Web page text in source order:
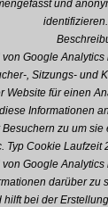
und
identifizieren.
Google
, Sitzungs- und
Website für einen
Informationen
zu um
Typ Cookie Laufzeit
Google
darüber zu
hilft bei der